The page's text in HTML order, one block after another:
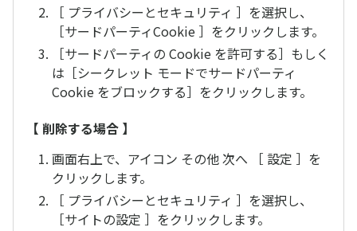
［ プライバシーとセキュリティ ］を選択し、
［サードパーティCookie ］をクリックします。
［サードパーティの Cookie を許可する］もしく
は［シークレット モードでサードパーティ
Cookie をブロックする］をクリックします。
【 削除する場合 】
画面右上で、アイコン その他 次へ ［ 設定 ］を
クリックします。
［ プライバシーとセキュリティ ］を選択し、
［サイトの設定 ］をクリックします。